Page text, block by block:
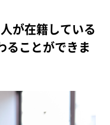
が在籍している
ることができま